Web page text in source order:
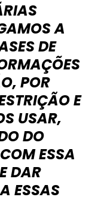
A
DE
POR
E
USAR,
DO
ESSA
DAR
ESSAS